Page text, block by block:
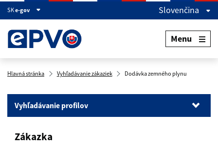
SKe-gov Slovenčina
Menu
Hlavná stránka Vyhľadávanie zákaziek Dodávka zemného plynu
Vyhľadávanie profilov
Vyhľadávanie zákaziek
Zákazka